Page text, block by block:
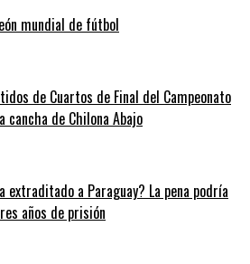
mundial de fútbol
de Cuartos de Final del Campeonato
cancha de Chilona Abajo
extraditado a Paraguay? La pena podría
años de prisión